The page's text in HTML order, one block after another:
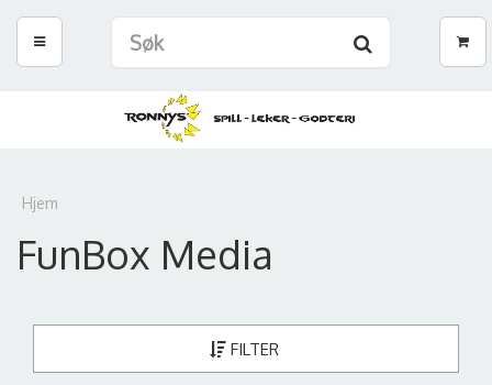
Hjem
FunBox Media
FILTER